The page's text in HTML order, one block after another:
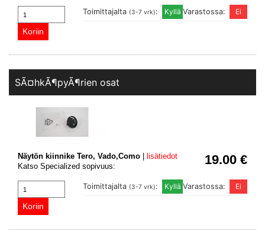
Varastossa:
Toimittajalta (3-7 vrk):
SÃ¤hkÃ¶pyÃ¶rien osat
19.00 €
Näytön kiinnike Tero, Vado,Como
lisätiedot
Katso Specialized sopivuus:
Varastossa:
Toimittajalta (3-7 vrk):